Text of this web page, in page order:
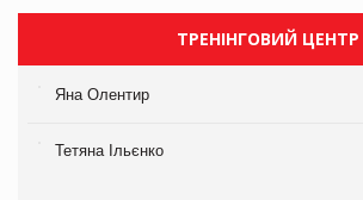
ТРЕНІНГОВИЙ ЦЕНТР
Яна Олентир
Тетяна Ільєнко